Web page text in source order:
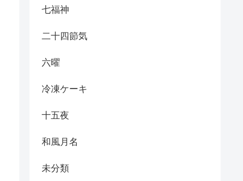
七福神
二十四節気
六曜
冷凍ケーキ
十五夜
和風月名
未分類